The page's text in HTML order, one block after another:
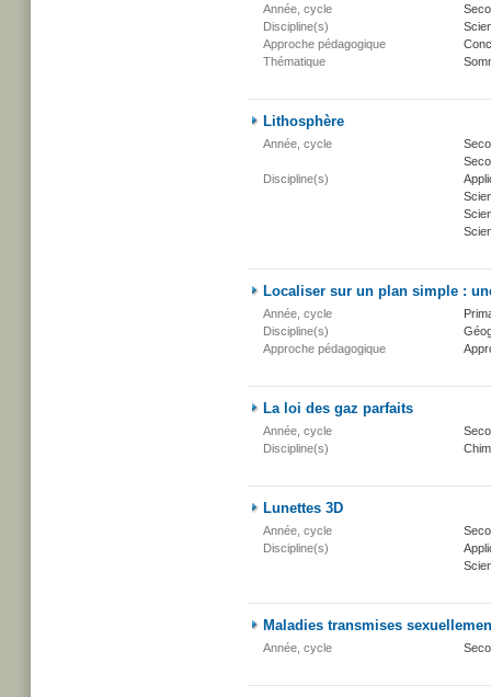
Année, cycle
Discipline(s)
Approche pédagogique
Thématique
Lithosphère
Année, cycle
Discipline(s)
Localiser sur un plan simple :
Année, cycle
Discipline(s)
Approche pédagogique
La loi des gaz parfaits
Année, cycle
Discipline(s)
Lunettes 3D
Année, cycle
Discipline(s)
Maladies transmises
Année, cycle